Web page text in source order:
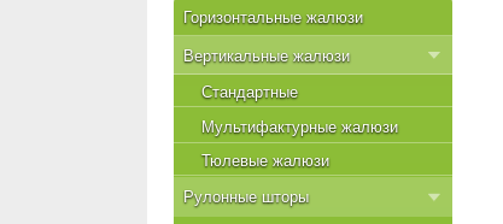
Горизонтальные жалюзи
Вертикальные жалюзи
Стандартные
Мультифактурные жалюзи
Тюлевые жалюзи
Рулонные шторы